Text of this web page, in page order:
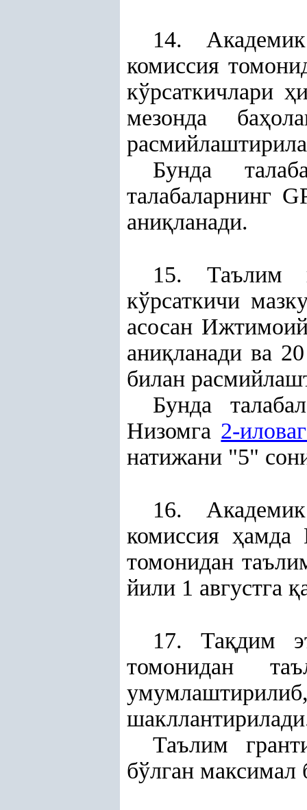
14.
комиссия
кўрсаткичлариҳ
мезонда баҳ
Бунда
талабаларнинг
аниқланади.
15. Таълим
кўрсаткичи
асосан
аниқланади ва
билан
Бунда
Низомга 2-
натижани "5"
16.
комиссия ҳамда
томонидан
йили 1 августга қ
17. Тақдим
томонидан
Таълим
бўлган максимал